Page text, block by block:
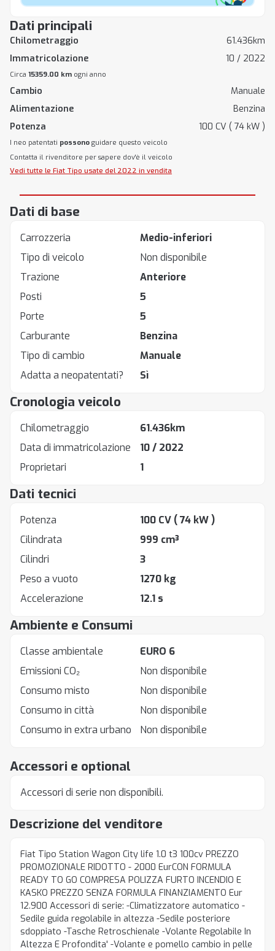
Dati principali
Chilometraggio
61.436km
Immatricolazione
10 / 2022
Circa 15359.00 km ogni anno
Cambio
Manuale
Alimentazione
Benzina
Potenza
100 CV ( 74 kW )
I neo patentati possono guidare questo veicolo
Contatta il rivenditore per sapere dov'è il veicolo
Vedi tutte le Fiat Tipo usate del 2022 in vendita
Descrizione del venditore
Fiat Tipo Station Wagon City life 1.0 t3 100cv PREZZO
PROMOZIONALE RIDOTTO - 2000 EurCON FORMULA
READY TO GO COMPRESA POLIZZA FURTO INCENDIO E
KASKO PREZZO SENZA FORMULA FINANZIAMENTO Eur
12.900 Accessori di serie: -Climatizzatore automatico -
Sedile guida regolabile in altezza -Sedile posteriore
sdoppiato -Tasche Retroschienale -Volante Regolabile In
Altezza E Profondita' -Volante e pomello cambio in pelle
Accessori e optional
Accessori di serie non disponibili.
Dati di base
Carrozzeria
Medio-inferiori
Tipo di veicolo
Non disponibile
Trazione
Anteriore
Posti
5
Porte
5
Carburante
Benzina
Tipo di cambio
Manuale
Adatta a neopatentati?
Sì
Cronologia veicolo
Chilometraggio
61.436km
Data di immatricolazione
10 / 2022
Proprietari
1
Dati tecnici
Potenza 100 CV ( 74 kW )
Cilindrata
999 cm³
Cilindri
3
Peso a vuoto
1270 kg
Accelerazione
12.1 s
Ambiente e Consumi
Classe ambientale
EURO 6
Emissioni CO₂
Non disponibile
Consumo misto
Non disponibile
Consumo in città
Non disponibile
Consumo in extra urbano
Non disponibile